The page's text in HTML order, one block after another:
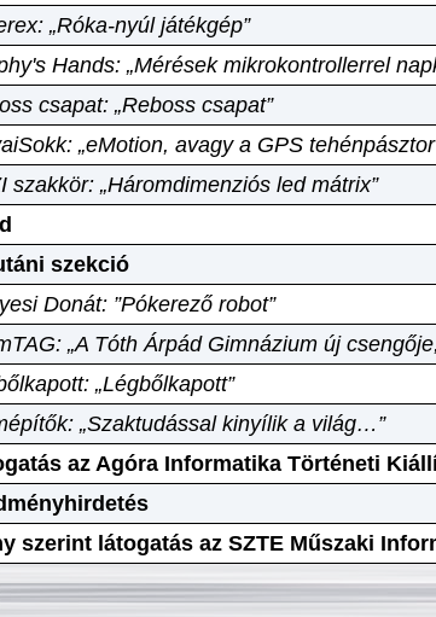
„Róka-nyúl játékgép”
Hands: „Mérések mikrokontrollerrel
csapat: „Reboss csapat”
„eMotion, avagy a GPS
szakkör: „Háromdimenziós led mátrix”
szekció
Donát: ”Pókerező robot”
„A Tóth Árpád Gimnázium új
„Légbőlkapott”
„Szaktudással kinyílik a világ…”
az Agóra Informatika Történeti
szerint látogatás az SZTE Műszaki